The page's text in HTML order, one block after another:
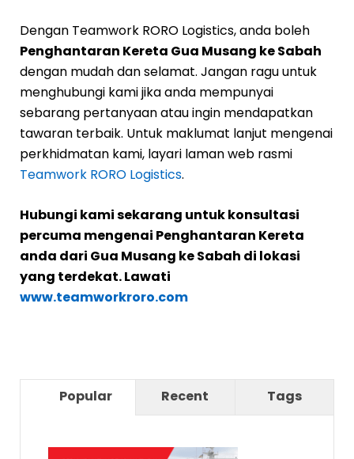
Dengan Teamwork RORO Logistics, anda boleh
Penghantaran Kereta Gua Musang ke Sabah
dengan mudah dan selamat. Jangan ragu untuk
menghubungi kami jika anda mempunyai
sebarang pertanyaan atau ingin mendapatkan
tawaran terbaik. Untuk maklumat lanjut mengenai
perkhidmatan kami, layari laman web rasmi
Teamwork RORO Logistics.
Hubungi kami sekarang untuk konsultasi
percuma mengenai Penghantaran Kereta
anda dari Gua Musang ke Sabah di lokasi
yang terdekat. Lawati
www.teamworkroro.com
Popular Recent Tags